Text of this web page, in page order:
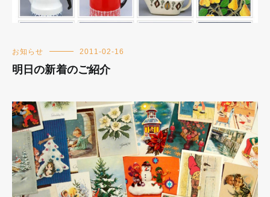
お知らせ 2011-02-16
明日の新着のご紹介